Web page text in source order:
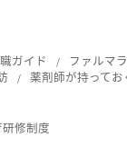
ガイド ファルマ
薬剤師が持って
修制度